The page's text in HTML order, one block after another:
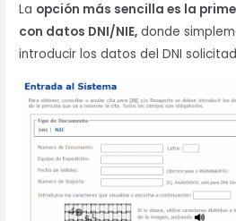
La opción más sencilla es la
con datos DNI/NIE, donde
introducir los datos del DNI